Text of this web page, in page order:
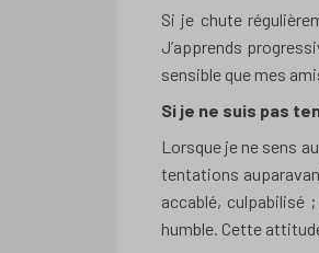
Si je chute
J’apprends
sensible que mes
Si je ne suis pas
Lorsque je ne sens
tentations
accablé, culpabilisé
humble. Cette